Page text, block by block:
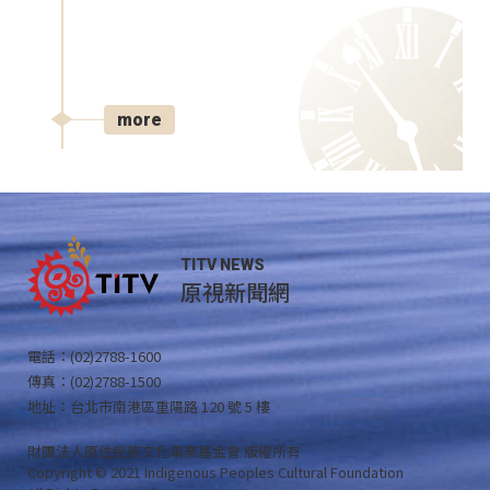
more
TITV NEWS
原視新聞網
電話：(02)2788-1600
傳真：(02)2788-1500
地址：台北市南港區重陽路 120 號 5 樓
財團法人原住民族文化事業基金會 版權所有
Copyright © 2021 Indigenous Peoples Cultural Foundation